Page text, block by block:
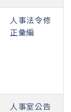
人事法令修
正彙編
人事室公告